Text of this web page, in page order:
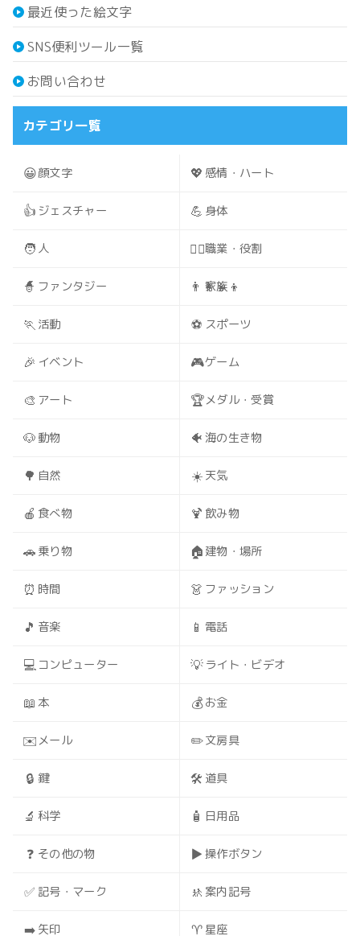
最近使った絵文字
SNS便利ツール一覧
お問い合わせ
カテゴリ一覧
😀顔文字 💖 感情・ハート
👍 ジェスチャー 💪 身体
🧑 人 🧑‍⚕️職業・役割
🧙 ファンタジー 👨‍👩‍👧‍👦
家族
🏃 活動 ⚽ スポーツ
🎉 イベント 🎮ゲーム
🎨 アート 🏆メダル・受賞
🐶 動物 🐠 海の生き物
🌳 自然 ☀️ 天気
🍎 食べ物 🍹 飲み物
🚗 乗り物 🏠 建物・場所
⏰ 時間 👗 ファッション
🎵 音楽 📱 電話
💻 コンピューター 💡 ライト・ビデオ
📖 本 💰お金
✉️ メール ✏️文房具
🔒 鍵 🛠️ 道具
🔬 科学 🧴 日用品
❓ その他の物 ▶️ 操作ボタン
✅ 記号・マーク 🚸 案内記号
➡️ 矢印 ♈ 星座